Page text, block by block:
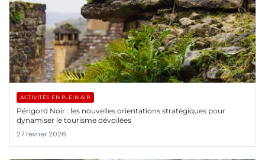
ACTIVITÉS EN PLEIN AIR
Périgord Noir : les nouvelles orientations stratégiques pour
dynamiser le tourisme dévoilées
27 février 2026